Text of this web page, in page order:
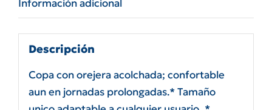
Información adicional
Descripción
Copa con orejera acolchada; confortable
aun en jornadas prolongadas.* Tamaño